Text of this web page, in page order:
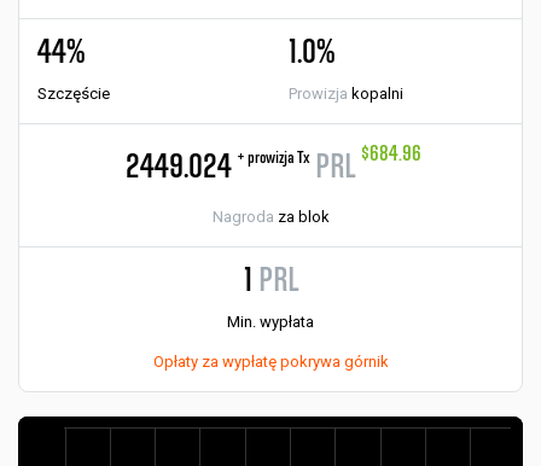
44%
Szczęście
1.0%
Prowizja kopalni
2449.024 + prowizja Tx PRL $684.96
Nagroda za blok
1 PRL
Min. wypłata
Opłaty za wypłatę pokrywa górnik